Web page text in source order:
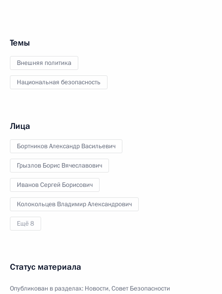
Темы
Внешняя политика
Национальная безопасность
Лица
Бортников Александр Васильевич
Грызлов Борис Вячеславович
Иванов Сергей Борисович
Колокольцев Владимир Александрович
Ещё 8
Статус материала
Опубликован в разделах: Новости,Совет Безопасности